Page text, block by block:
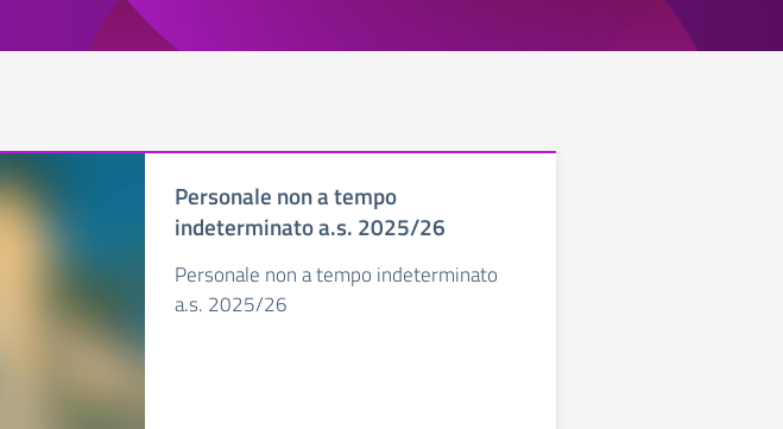
Personale non a tempo
indeterminato a.s. 2025/26
Personale non a tempo indeterminato
a.s. 2025/26